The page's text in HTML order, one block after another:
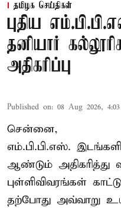
தமிழக செய்திகள்
புதிய
தனியார்
அதிகரிப்பு
Published on: 08 Aug 2026,
சென்னை,
எம்.பி.பி.எஸ்.
ஆண்டும்
புள்ளிவிவரங்கள்
தற்போது அவ்வாறு